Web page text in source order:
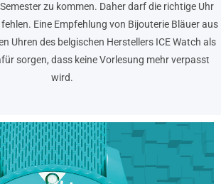
zu kommen. Daher darf die richtige Uhr
Eine Empfehlung von Bijouterie Bläuer aus
Uhren des belgischen Herstellers ICE Watch als
sorgen, dass keine Vorlesung mehr verpasst
wird.